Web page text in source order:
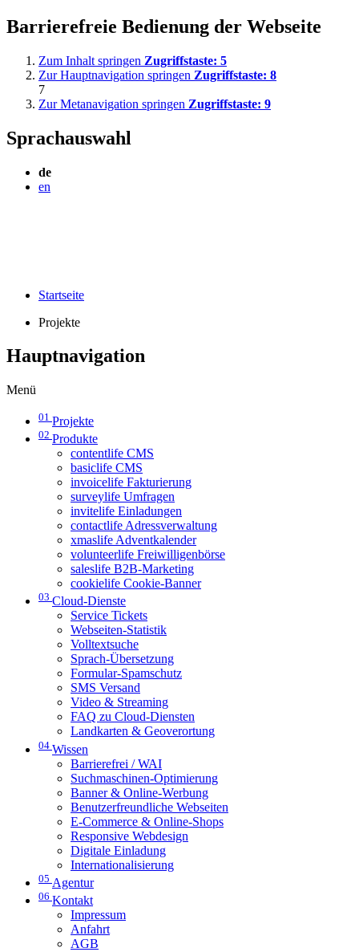
Barrierefreie Bedienung der Webseite
Zum Inhalt springen Zugriffstaste: 5
Zur Hauptnavigation springen Zugriffstaste: 8
7
Zur Metanavigation springen Zugriffstaste: 9
Sprachauswahl
de
en
Startseite
Projekte
Hauptnavigation
Menü
01 Projekte
02 Produkte
contentlife CMS
basiclife CMS
invoicelife Fakturierung
surveylife Umfragen
invitelife Einladungen
contactlife Adressverwaltung
xmaslife Adventkalender
volunteerlife Freiwilligenbörse
saleslife B2B-Marketing
cookielife Cookie-Banner
03 Cloud-Dienste
Service Tickets
Webseiten-Statistik
Volltextsuche
Sprach-Übersetzung
Formular-Spamschutz
SMS Versand
Video & Streaming
FAQ zu Cloud-Diensten
Landkarten & Geoverortung
04 Wissen
Barrierefrei / WAI
Suchmaschinen-Optimierung
Banner & Online-Werbung
Benutzerfreundliche Webseiten
E-Commerce & Online-Shops
Responsive Webdesign
Digitale Einladung
Internationalisierung
05 Agentur
06 Kontakt
Impressum
Anfahrt
AGB